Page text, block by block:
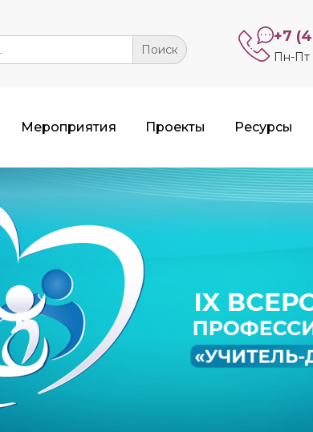
+7
Пн-Пт
Мероприятия Проекты Ресурсы